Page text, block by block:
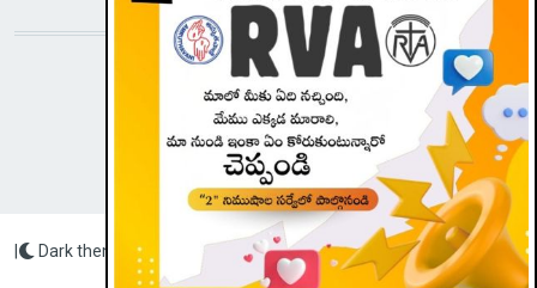
STAY CONNECTED WITH US!
Radio Veritas Asia © 2023
Dark theme